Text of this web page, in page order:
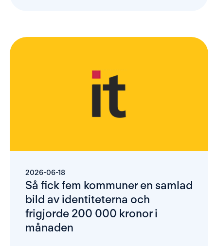
2026-06-18
Så fick fem kommuner en samlad
bild av identiteterna och
frigjorde 200 000 kronor i
månaden